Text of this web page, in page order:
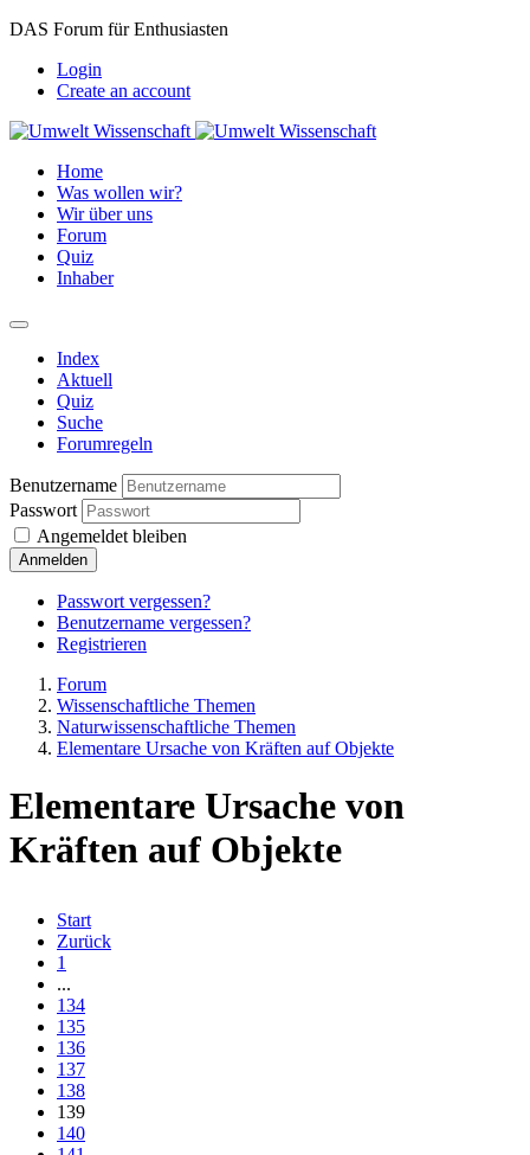
DAS Forum für Enthusiasten
Login
Create an account
Home
Was wollen wir?
Wir über uns
Forum
Quiz
Inhaber
Index
Aktuell
Quiz
Suche
Forumregeln
Benutzername
Passwort
Angemeldet bleiben
Anmelden
Passwort vergessen?
Benutzername vergessen?
Registrieren
Forum
Wissenschaftliche Themen
Naturwissenschaftliche Themen
Elementare Ursache von Kräften auf Objekte
Elementare Ursache von
Kräften auf Objekte
Start
Zurück
1
...
134
135
136
137
138
139
140